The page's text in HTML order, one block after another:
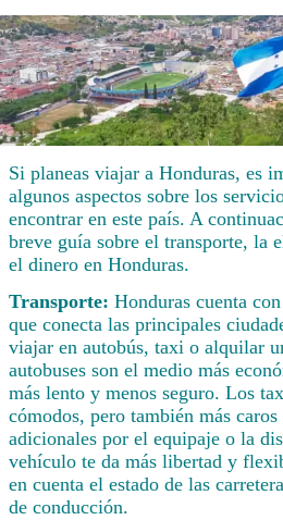
Si planeas viajar a Honduras, es
algunos aspectos sobre los
encontrar en este país. A
breve guía sobre el transporte, la
el dinero en Honduras.
Transporte: Honduras cuenta
que conecta las principales
viajar en autobús, taxi o alquilar
autobuses son el medio más
más lento y menos seguro. Los
cómodos, pero también más
adicionales por el equipaje o la
vehículo te da más libertad y
en cuenta el estado de las
de conducción.